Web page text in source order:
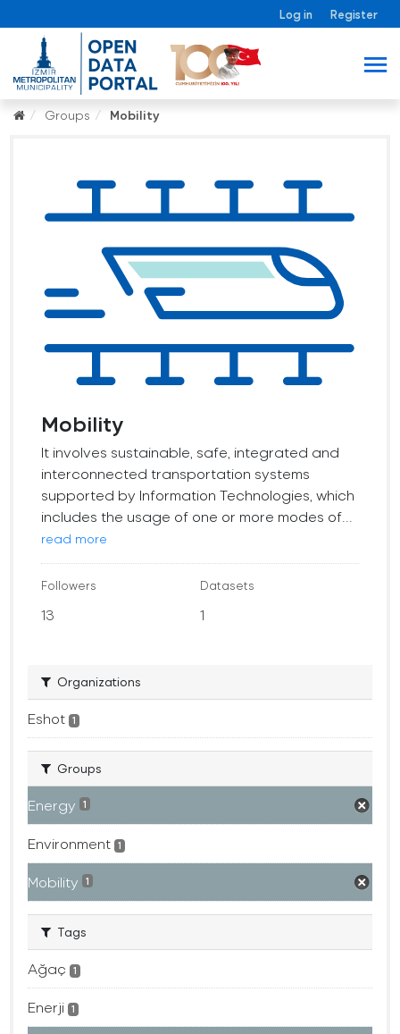
Log in Register
Groups Mobility
Mobility
It involves sustainable, safe, integrated and
interconnected transportation systems
supported by Information Technologies, which
includes the usage of one or more modes of...
read more
Followers
13
Datasets
1
Organizations
Eshot 1
Groups
Energy 1
Environment 1
Mobility 1
Tags
Ağaç 1
Enerji 1